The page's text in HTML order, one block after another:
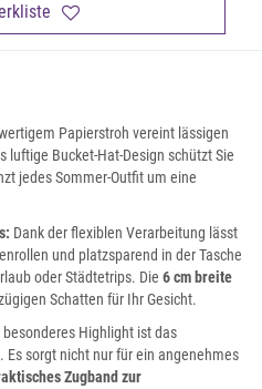
Papierstroh vereint lässigen
Bucket-Hat-Design schützt Sie
jedes Sommer-Outfit um eine
Dank der flexiblen Verarbeitung lässt
und platzsparend in der Tasche
oder Städtetrips. Die 6 cm breite
Schatten für Ihr Gesicht.
besonderes Highlight ist das
sorgt nicht nur für ein angenehmes
Zugband zur